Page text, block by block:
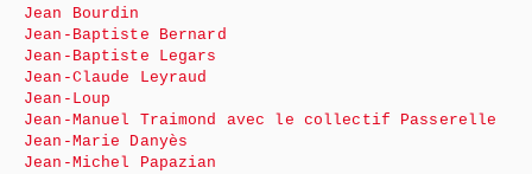
Jean Bourdin
Jean-Baptiste Bernard
Jean-Baptiste Legars
Jean-Claude Leyraud
Jean-Loup
Jean-Manuel Traimond avec le collectif Passerelle
Jean-Marie Danyès
Jean-Michel Papazian